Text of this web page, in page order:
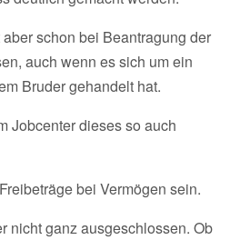
schon bei Beantragung der
auch wenn es sich um ein
Bruder gehandelt hat.
Jobcenter dieses so auch
bei Vermögen sein.
nicht ganz ausgeschlossen. Ob